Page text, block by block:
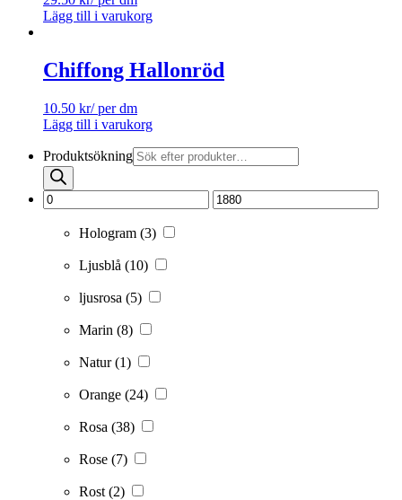
Lägg till i varukorg
Chiffong Hallonröd
10.50 kr/ per dm
Lägg till i varukorg
Produktsökning
Hologram (3)
Ljusblå (10)
ljusrosa (5)
Marin (8)
Natur(1)
Orange (24)
Rosa (38)
Rose (7)
Rost (2)